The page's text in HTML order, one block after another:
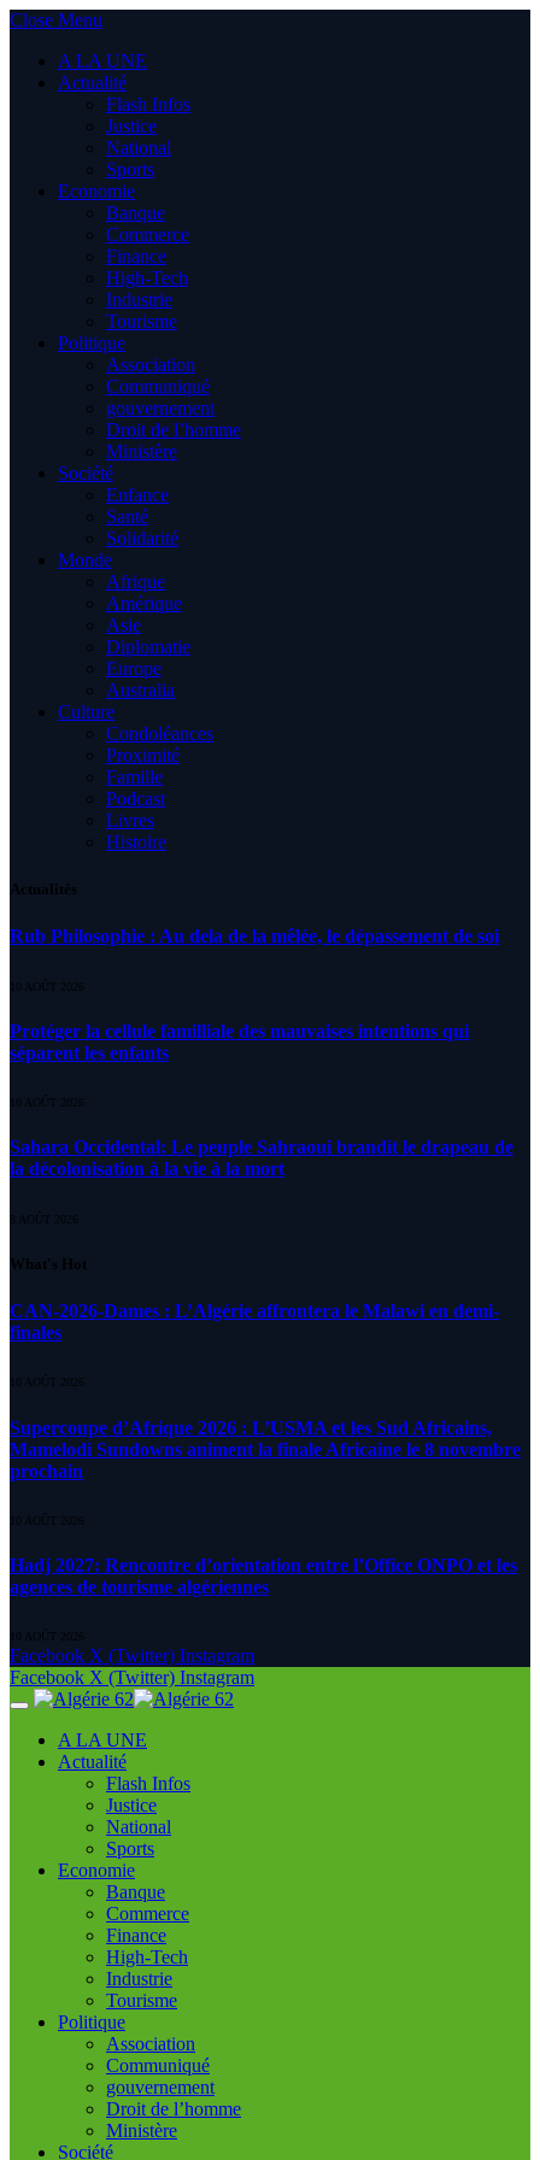
Close Menu
A LA UNE
Actualité
Flash Infos
Justice
National
Sports
Economie
Banque
Commerce
Finance
High-Tech
Industrie
Tourisme
Politique
Association
Communiqué
gouvernement
Droit de l’homme
Ministère
Société
Enfance
Santé
Solidarité
Monde
Afrique
Amérique
Asie
Diplomatie
Europe
Australia
Culture
Condoléances
Proximité
Famille
Podcast
Livres
Histoire
Actualités
Rub Philosophie : Au dela de la mêlée, le dépassement de soi
10 AOÛT 2026
Protéger la cellule familliale des mauvaises intentions qui
séparent les enfants
10 AOÛT 2026
Sahara Occidental: Le peuple Sahraoui brandit le drapeau de
la décolonisation à la vie à la mort
8 AOÛT 2026
What's Hot
CAN-2026-Dames : L’Algérie affrontera le Malawi en demi-
finales
10 AOÛT 2026
Supercoupe d’Afrique 2026 : L’USMA et les Sud Africains,
Mamelodi Sundowns animent la finale Africaine le 8 novembre
prochain
10 AOÛT 2026
Hadj 2027: Rencontre d’orientation entre l’Office ONPO et les
agences de tourisme algériennes
10 AOÛT 2026
Facebook X (Twitter) Instagram
Facebook X (Twitter) Instagram
A LA UNE
Actualité
Flash Infos
Justice
National
Sports
Economie
Banque
Commerce
Finance
High-Tech
Industrie
Tourisme
Politique
Association
Communiqué
gouvernement
Droit de l’homme
Ministère
Société